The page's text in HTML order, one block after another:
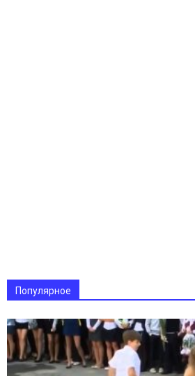
Популярное